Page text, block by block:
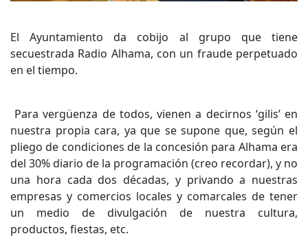
El Ayuntamiento da cobijo al grupo que tiene
secuestrada Radio Alhama, con un fraude perpetuado
en el tiempo.
Para vergüenza de todos, vienen a decirnos ‘gilis’ en
nuestra propia cara, ya que se supone que, según el
pliego de condiciones de la concesión para Alhama era
del 30% diario de la programación (creo recordar), y no
una hora cada dos décadas, y privando a nuestras
empresas y comercios locales y comarcales de tener
un medio de divulgación de nuestra cultura,
productos, fiestas, etc.